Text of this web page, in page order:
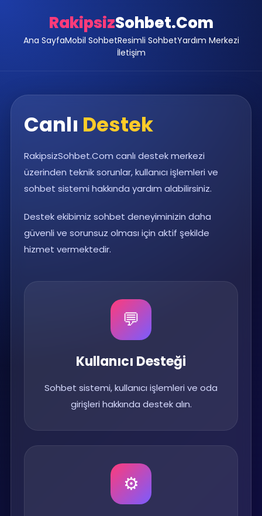
RakipsizSohbet.Com
Ana SayfaMobil SohbetResimli SohbetYardım Merkezi
İletişim
Canlı Destek
RakipsizSohbet.Com canlı destek merkezi
üzerinden teknik sorunlar, kullanıcı işlemleri ve
sohbet sistemi hakkında yardım alabilirsiniz.
Destek ekibimiz sohbet deneyiminizin daha
güvenli ve sorunsuz olması için aktif şekilde
hizmet vermektedir.
💬
Kullanıcı Desteği
Sohbet sistemi, kullanıcı işlemleri ve oda
girişleri hakkında destek alın.
⚙️